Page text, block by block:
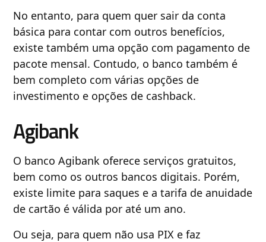
No entanto, para quem quer sair da conta
básica para contar com outros benefícios,
existe também uma opção com pagamento de
pacote mensal. Contudo, o banco também é
bem completo com várias opções de
investimento e opções de cashback.
Agibank
O banco Agibank oferece serviços gratuitos,
bem como os outros bancos digitais. Porém,
existe limite para saques e a tarifa de anuidade
de cartão é válida por até um ano.
Ou seja, para quem não usa PIX e faz